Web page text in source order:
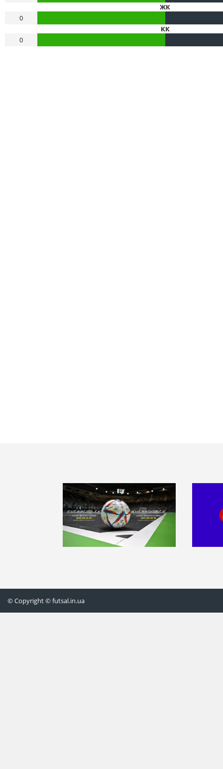
ЖК
0
КК
0
© Copyright © futsal.in.ua